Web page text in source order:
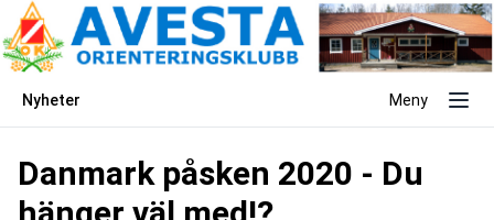
Nyheter Meny
Danmark påsken 2020 - Du